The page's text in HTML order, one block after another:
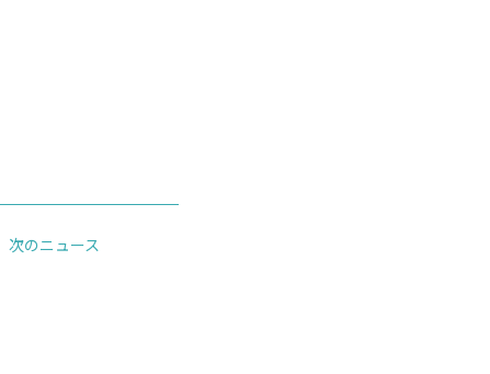
次のニュース